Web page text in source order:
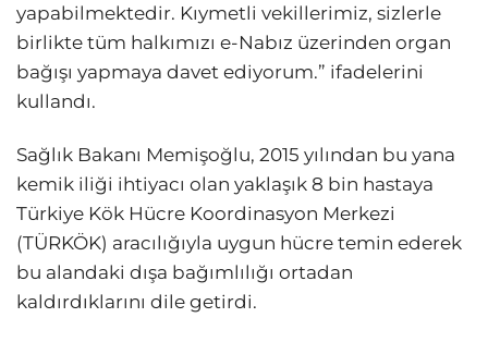
yapabilmektedir. Kıymetli vekillerimiz, sizlerle
birlikte tüm halkımızı e-Nabız üzerinden organ
bağışı yapmaya davet ediyorum.” ifadelerini
kullandı.
Sağlık Bakanı Memişoğlu, 2015 yılından bu yana
kemik iliği ihtiyacı olan yaklaşık 8 bin hastaya
Türkiye Kök Hücre Koordinasyon Merkezi
(TÜRKÖK) aracılığıyla uygun hücre temin ederek
bu alandaki dışa bağımlılığı ortadan
kaldırdıklarını dile getirdi.